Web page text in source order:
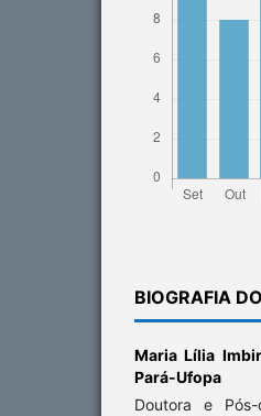
BIOGRAFIA
Maria Lília
Pará-Ufopa
Doutora e